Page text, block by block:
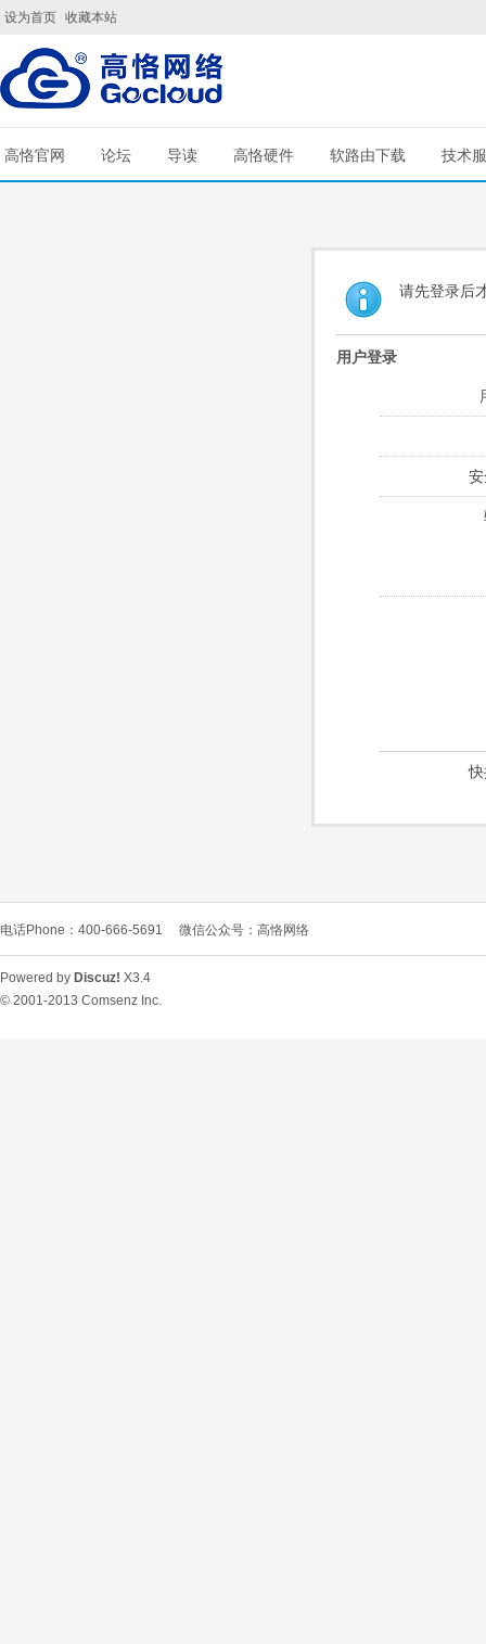
设为首页 收藏本站
高恪官网 论坛 导读 高恪硬件 软路由下载 技术
请先登录后
用户登录
电话Phone：400-666-5691 微信公众号：高恪网络
Powered by Discuz! X3.4
© 2001-2013 Comsenz Inc.